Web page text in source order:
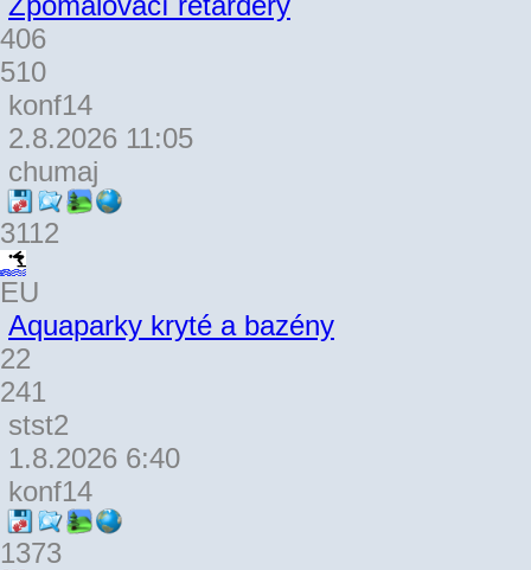
406
510
konf14
2.8.2026 11:05
chumaj
3112
EU
Aquaparky kryté a bazény
22
241
stst2
1.8.2026 6:40
konf14
1373